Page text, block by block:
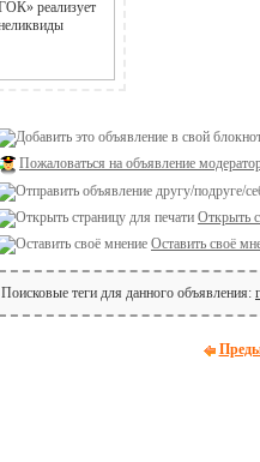
Пожаловаться на объявление
Открыть
Оставить своё
Поисковые теги для данного объявления: